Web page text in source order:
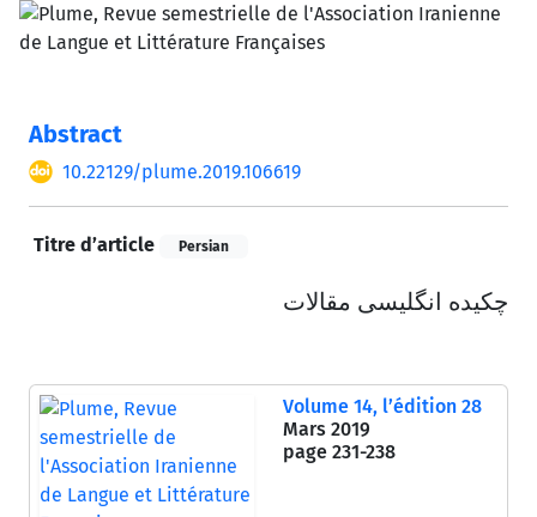
Abstract
10.22129/plume.2019.106619
Titre d’article Persian
چکیده انگلیسی مقالات
Volume 14, l’édition 28
Mars 2019
page 231-238